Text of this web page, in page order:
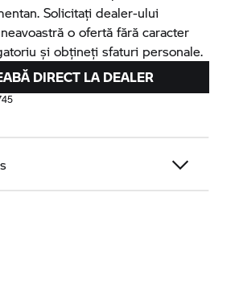
Solicitați dealer-ului
o ofertă fără caracter
și obțineți sfaturi personale.
DIRECT LA DEALER